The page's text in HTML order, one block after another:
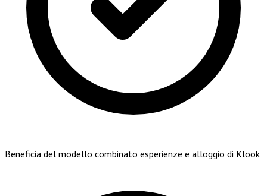
Beneficia del modello combinato esperienze e alloggio di Klook